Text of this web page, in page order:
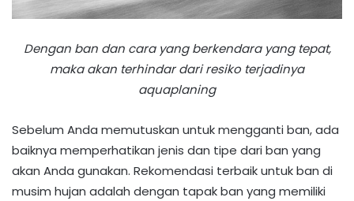
Dengan ban dan cara yang berkendara yang tepat,
maka akan terhindar dari resiko terjadinya
aquaplaning
Sebelum Anda memutuskan untuk mengganti ban, ada
baiknya memperhatikan jenis dan tipe dari ban yang
akan Anda gunakan. Rekomendasi terbaik untuk ban di
musim hujan adalah dengan tapak ban yang memiliki